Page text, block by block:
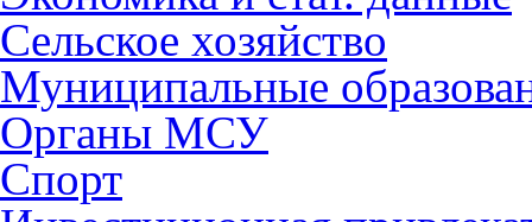
Сельское хозяйство
Муниципальные
Органы МСУ
Спорт